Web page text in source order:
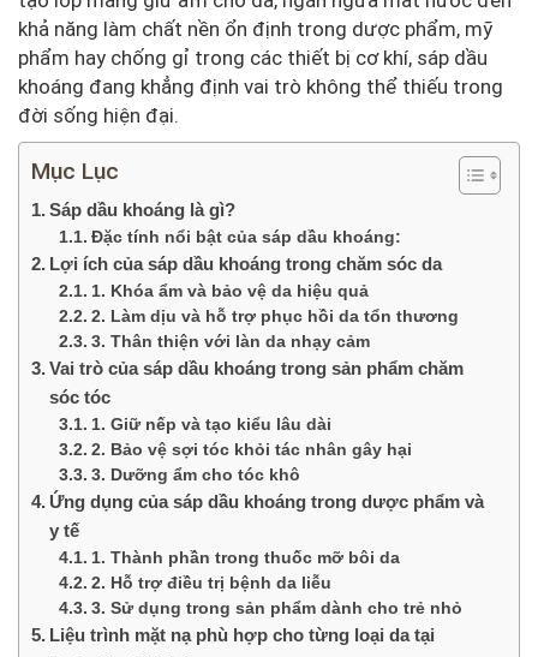
khả năng làm chất nền ổn định trong dược phẩm, mỹ
phẩm hay chống gỉ trong các thiết bị cơ khí, sáp dầu
khoáng đang khẳng định vai trò không thể thiếu trong
đời sống hiện đại.
Mục Lục
Sáp dầu khoáng là gì?
Đặc tính nổi bật của sáp dầu khoáng:
Lợi ích của sáp dầu khoáng trong chăm sóc da
1. Khóa ẩm và bảo vệ da hiệu quả
2. Làm dịu và hỗ trợ phục hồi da tổn thương
3. Thân thiện với làn da nhạy cảm
Vai trò của sáp dầu khoáng trong sản phẩm chăm
sóc tóc
1. Giữ nếp và tạo kiểu lâu dài
2. Bảo vệ sợi tóc khỏi tác nhân gây hại
3. Dưỡng ẩm cho tóc khô
Ứng dụng của sáp dầu khoáng trong dược phẩm và
y tế
1. Thành phần trong thuốc mỡ bôi da
2. Hỗ trợ điều trị bệnh da liễu
3. Sử dụng trong sản phẩm dành cho trẻ nhỏ
Liệu trình mặt nạ phù hợp cho từng loại da tại